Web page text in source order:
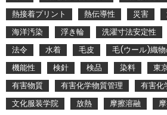
熱接着プリント
熱伝導性 災害
海洋汚染
浮き輪 洗濯寸法安定性
法令
水着 毛皮 毛(ウール)織
機能性
検針 検品 染料 東
有害物質
有害化学物質管理
有害化
文化服装学院
放熱 摩擦溶融